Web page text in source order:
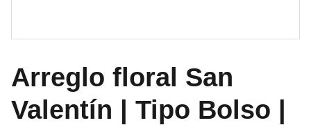
Arreglo floral San
Valentín | Tipo Bolso |